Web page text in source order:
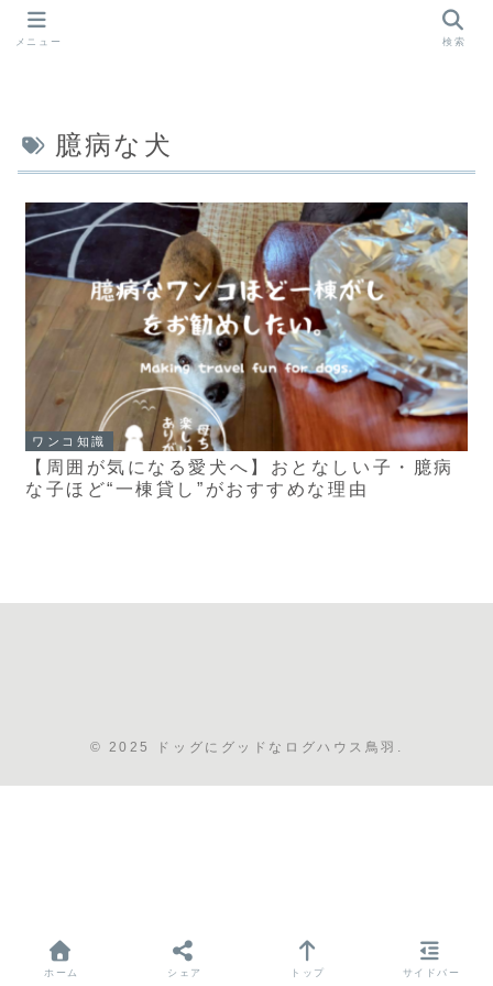
臆病な犬
ワンコ知識
【周囲が気になる愛犬へ】おとなしい子・臆病
な子ほど“一棟貸し”がおすすめな理由
© 2025 ドッグにグッドなログハウス鳥羽.
メニュー 検索
ホーム シェア トップ サイドバー